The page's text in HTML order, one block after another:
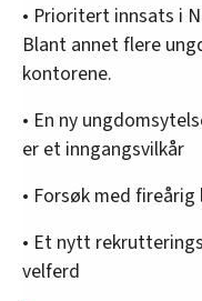
• Prioritert innsats i
Blant annet flere
kontorene.
• En ny
er et inngangsvilkår
• Forsøk med
• Et nytt
velferd